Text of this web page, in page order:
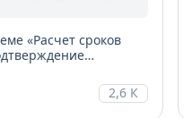
«Расчет сроков
2,6 К